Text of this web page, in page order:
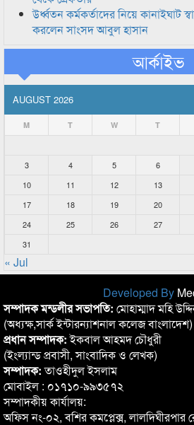
উর্ধ্বতন কর্মকর্তাদের নিয়ে কানাইঘাট
করলেন সাংসদ আবুল হাসান
আর্কাইভ
AUGUST 2026
M T W T
3
4 5 6
10
11 12 13
17
18 19 20
24
25 26 27
31
« Jul
Developed By
সম্পাদক মন্ডলীর সভাপতি: মোহাম্মাদ মহি
(অধ্যক্ষ,সার্ক ইন্টারন্যাশনাল কলেজ বাংলাদেশ)
প্রধান সম্পাদক:ইকবাল আহমদ চৌধুরী
(ইংল্যান্ড প্রবাসী, সাংবাদিক ও লেখক)
সম্পাদক:তাওহীদুল ইসলাম
মোবাইল : ০১৭১০-৯৯৩৫৭২
সম্পাদকীয় কার্যালয়:
অফিস নং-০২, বশির কমপ্লেক্স, লালদিঘীরপার